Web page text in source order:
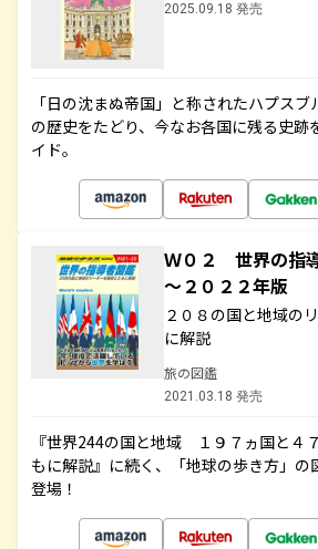
2025.09.18 発売
「日の沈まぬ帝国」と称されたハプス
の歴史をたどり、今なお各国に残る史跡
イド。
Ｗ０２ 世界の指
～２０２２年版
２０８の国と地域の
に解説
旅の図鑑
2021.03.18 発売
『世界244の国と地域 １９７ヵ国と４
もに解説』に続く、「地球の歩き方」の
登場！